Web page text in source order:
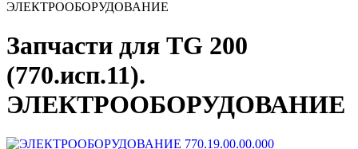
ЭЛЕКТРООБОРУДОВАНИЕ
Запчасти для TG 200
(770.исп.11).
ЭЛЕКТРООБОРУДОВАНИЕ